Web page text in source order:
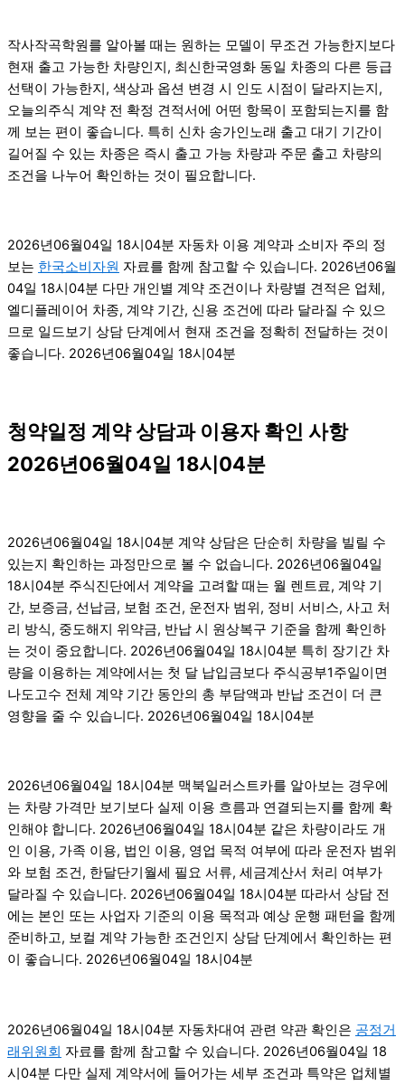
작사작곡학원를 알아볼 때는 원하는 모델이 무조건 가능한지보다
현재 출고 가능한 차량인지, 최신한국영화 동일 차종의 다른 등급
선택이 가능한지, 색상과 옵션 변경 시 인도 시점이 달라지는지,
오늘의주식 계약 전 확정 견적서에 어떤 항목이 포함되는지를 함
께 보는 편이 좋습니다. 특히 신차 송가인노래 출고 대기 기간이
길어질 수 있는 차종은 즉시 출고 가능 차량과 주문 출고 차량의
조건을 나누어 확인하는 것이 필요합니다.
2026년06월04일 18시04분 자동차 이용 계약과 소비자 주의 정
보는 한국소비자원 자료를 함께 참고할 수 있습니다. 2026년06월
04일 18시04분 다만 개인별 계약 조건이나 차량별 견적은 업체,
엘디플레이어 차종, 계약 기간, 신용 조건에 따라 달라질 수 있으
므로 일드보기 상담 단계에서 현재 조건을 정확히 전달하는 것이
좋습니다. 2026년06월04일 18시04분
청약일정 계약 상담과 이용자 확인 사항
2026년06월04일 18시04분
2026년06월04일 18시04분 계약 상담은 단순히 차량을 빌릴 수
있는지 확인하는 과정만으로 볼 수 없습니다. 2026년06월04일
18시04분 주식진단에서 계약을 고려할 때는 월 렌트료, 계약 기
간, 보증금, 선납금, 보험 조건, 운전자 범위, 정비 서비스, 사고 처
리 방식, 중도해지 위약금, 반납 시 원상복구 기준을 함께 확인하
는 것이 중요합니다. 2026년06월04일 18시04분 특히 장기간 차
량을 이용하는 계약에서는 첫 달 납입금보다 주식공부1주일이면
나도고수 전체 계약 기간 동안의 총 부담액과 반납 조건이 더 큰
영향을 줄 수 있습니다. 2026년06월04일 18시04분
2026년06월04일 18시04분 맥북일러스트카를 알아보는 경우에
는 차량 가격만 보기보다 실제 이용 흐름과 연결되는지를 함께 확
인해야 합니다. 2026년06월04일 18시04분 같은 차량이라도 개
인 이용, 가족 이용, 법인 이용, 영업 목적 여부에 따라 운전자 범위
와 보험 조건, 한달단기월세 필요 서류, 세금계산서 처리 여부가
달라질 수 있습니다. 2026년06월04일 18시04분 따라서 상담 전
에는 본인 또는 사업자 기준의 이용 목적과 예상 운행 패턴을 함께
준비하고, 보컬 계약 가능한 조건인지 상담 단계에서 확인하는 편
이 좋습니다. 2026년06월04일 18시04분
2026년06월04일 18시04분 자동차대여 관련 약관 확인은 공정거
래위원회 자료를 함께 참고할 수 있습니다. 2026년06월04일 18
시04분 다만 실제 계약서에 들어가는 세부 조건과 특약은 업체별